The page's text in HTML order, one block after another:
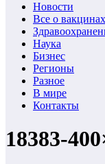
Новости
Все о вакцинах
Наука
Бизнес
Регионы
Разное
В мире
Контакты
18383-